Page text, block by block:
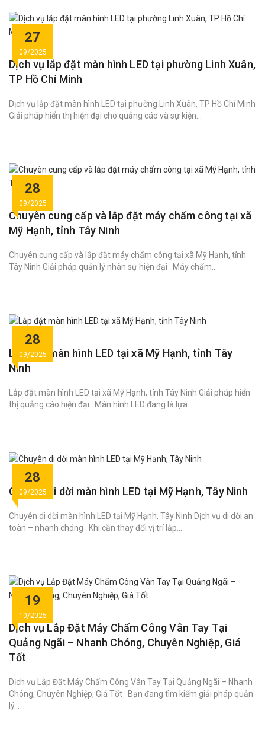
27
09/2025
Dịch vụ lắp đặt màn hình LED tại phường Linh Xuân,
TP Hồ Chí Minh
Dịch vụ lắp đặt màn hình LED tại phường Linh Xuân, TP Hồ Chí Minh
Giải pháp hiển thị hiện đại cho quảng cáo và sự kiện...
28
09/2025
Chuyên cung cấp và lắp đặt máy chấm công tại xã
Mỹ Hạnh, tỉnh Tây Ninh
Chuyên cung cấp và lắp đặt máy chấm công tại xã Mỹ Hạnh, tỉnh
Tây Ninh Giải pháp quản lý nhân sự hiện đại Máy chấm...
28
09/2025
Lắp đặt màn hình LED tại xã Mỹ Hạnh, tỉnh Tây
Ninh
Lắp đặt màn hình LED tại xã Mỹ Hạnh, tỉnh Tây Ninh Giải pháp hiển
thị quảng cáo hiện đại Màn hình LED đang là lựa...
28
09/2025
Chuyên di dời màn hình LED tại Mỹ Hạnh, Tây Ninh
Chuyên di dời màn hình LED tại Mỹ Hạnh, Tây Ninh Dịch vụ di dời an
toàn – nhanh chóng Khi cần thay đổi vị trí lắp...
19
10/2025
Dịch vụ Lắp Đặt Máy Chấm Công Vân Tay Tại
Quảng Ngãi – Nhanh Chóng, Chuyên Nghiệp, Giá
Tốt
Dịch vụ Lắp Đặt Máy Chấm Công Vân Tay Tại Quảng Ngãi – Nhanh
Chóng, Chuyên Nghiệp, Giá Tốt Bạn đang tìm kiếm giải pháp quản
lý...